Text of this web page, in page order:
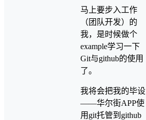
马上要步入工作
（团队开发）的
我，是时候做个
example学习一下
Git与github的使用
了。
我将会把我的毕设
——华尔街APP使
用git托管到github